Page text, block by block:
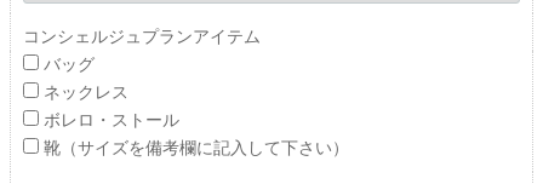
コンシェルジュプランアイテム
バッグ
ネックレス
ボレロ・ストール
靴（サイズを備考欄に記入して下さい）